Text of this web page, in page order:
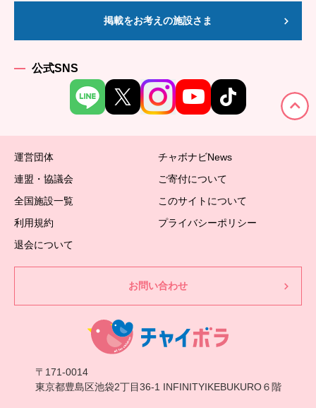
掲載をお考えの施設さま
公式SNS
運営団体
チャボナビNews
連盟・協議会
ご寄付について
全国施設一覧
このサイトについて
利用規約
プライバシーポリシー
退会について
お問い合わせ
〒171-0014
東京都豊島区池袋2丁目36-1 INFINITYIKEBUKURO６階